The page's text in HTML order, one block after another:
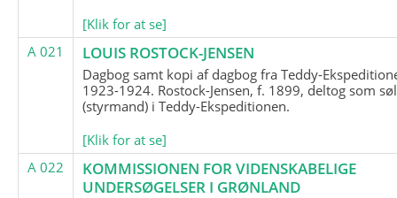
[Klik for at se]
A 021
LOUIS ROSTOCK-JENSEN
Dagbog samt kopi af dagbog fra Teddy-
1923-1924. Rostock-Jensen, f. 1899, deltog som
(styrmand) i Teddy-Ekspeditionen.
[Klik for at se]
A 022
KOMMISSIONEN FOR VIDENSKABELIGE
UNDERSØGELSER I GRØNLAND